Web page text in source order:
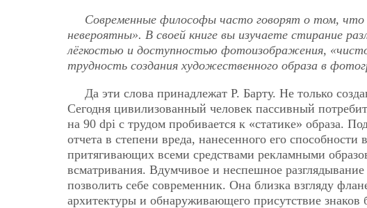
Современные философы часто говорят о том,
невероятны». В своей книге вы изучаете стирание
лёгкостью и доступностью фотоизображения,
трудность создания художественного образа в
Да эти слова принадлежат Р. Барту. Не только
Сегодня цивилизованный человек пассивный
на 90 dpi с трудом пробивается к «статике» образа.
отчета в степени вреда, нанесенного его
притягивающих всеми средствами рекламными
всматривания. Вдумчивое и неспешное
позволить себе современник. Она близка взгляду
архитектуры и обнаруживающего присутствие знаков